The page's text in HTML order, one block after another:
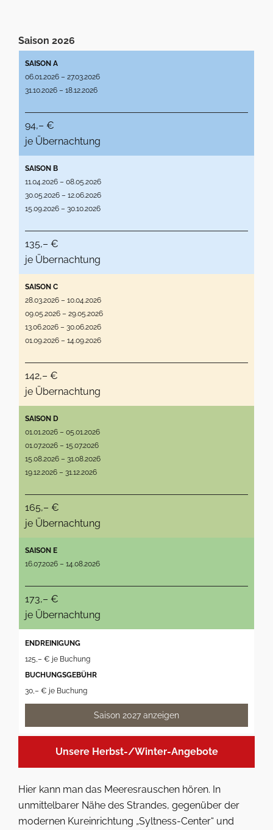
Saison 2026
SAISON A
06.01.2026 – 27.03.2026
31.10.2026 – 18.12.2026
94,– €
je Übernachtung
SAISON B
11.04.2026 – 08.05.2026
30.05.2026 – 12.06.2026
15.09.2026 – 30.10.2026
135,– €
je Übernachtung
SAISON C
28.03.2026 – 10.04.2026
09.05.2026 – 29.05.2026
13.06.2026 – 30.06.2026
01.09.2026 – 14.09.2026
142,– €
je Übernachtung
SAISON D
01.01.2026 – 05.01.2026
01.07.2026 – 15.07.2026
15.08.2026 – 31.08.2026
19.12.2026 – 31.12.2026
165,– €
je Übernachtung
SAISON E
16.07.2026 – 14.08.2026
173,– €
je Übernachtung
ENDREINIGUNG
125,– € je Buchung
BUCHUNGSGEBÜHR
30,– € je Buchung
Saison 2027 anzeigen
Unsere Herbst-/Winter-Angebote
Hier kann man das Meeresrauschen hören. In
unmittelbarer Nähe des Strandes, gegenüber der
modernen Kureinrichtung „Syltness-Center“ und